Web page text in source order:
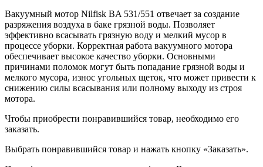
Вакуумный мотор Nilfisk BA 531/551 отвечает за создание
разряжения воздуха в баке грязной воды. Позволяет
эффективно всасывать грязную воду и мелкий мусор в
процессе уборки. Корректная работа вакуумного мотора
обеспечивает высокое качество уборки. Основными
причинами поломок могут быть попадание грязной воды и
мелкого мусора, износ угольных щеток, что может привести к
снижению силы всасывания или полному выходу из строя
мотора.
Чтобы приобрести понравившийся товар, необходимо его
заказать.
Выбрать понравившийся товар и нажать кнопку «Заказать».